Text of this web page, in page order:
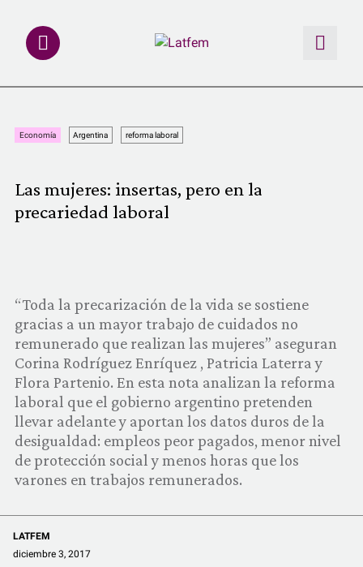
MULTIMEDIA
PRODUCTOS
COMUNIDAD
QUIÉNES SOMOS
Economía Argentina reforma laboral
Las mujeres: insertas, pero en la
precariedad laboral
“Toda la precarización de la vida se sostiene
gracias a un mayor trabajo de cuidados no
remunerado que realizan las mujeres” aseguran
Corina Rodríguez Enríquez , Patricia Laterra y
Flora Partenio. En esta nota analizan la reforma
laboral que el gobierno argentino pretenden
llevar adelante y aportan los datos duros de la
desigualdad: empleos peor pagados, menor nivel
de protección social y menos horas que los
varones en trabajos remunerados.
LATFEM
diciembre 3, 2017